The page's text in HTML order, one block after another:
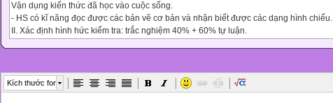
Vận dụng kiến thức đã học vào cuộc sống.
- HS có kĩ năng đọc được các bản vẽ cơ bản và nhận biết được các dạng hình chiếu.
II. Xác định hình hức kiểm tra: trắc nghiệm 40% + 60% tự luận.
Bản vẽ các khối đa diện.
Bản vẽ các khối tròn xoay.
Kích thước font